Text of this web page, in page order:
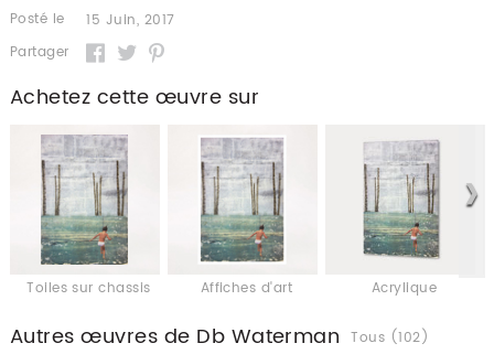
Posté le
15 Juin, 2017
Partager
Achetez cette œuvre sur
Toiles sur chassis Affiches d'art Acrylique
Autres œuvres de Db Waterman Tous (102)